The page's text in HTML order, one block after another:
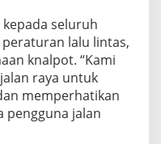
seluruh
lalu lintas,
knalpot. “Kami
raya untuk
memperhatikan
pengguna jalan